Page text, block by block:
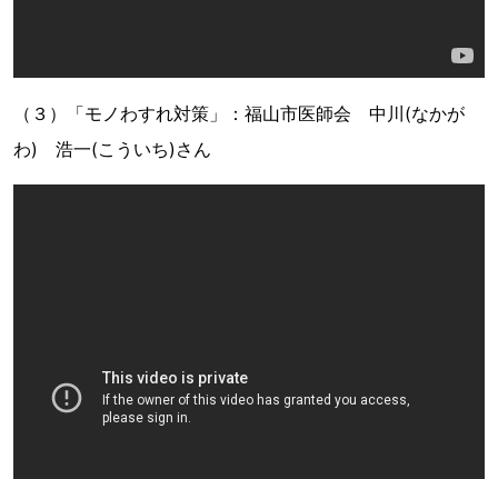
（３）「モノわすれ対策」：福山市医師会 中川(なかが
わ) 浩一(こういち)さん